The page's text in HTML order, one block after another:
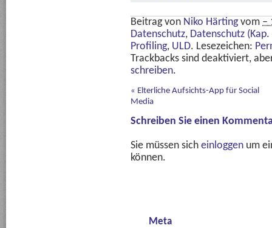
Beitrag von Niko Härtingvom –
Datenschutz, Datenschutz (Kap.
Profiling, ULD. Lesezeichen:
Trackbacks sind deaktiviert,
schreiben.
« Elterliche Aufsichts-App für Social
Media
Schreiben Sie einen
Sie müssen sich einloggen um
können.
Meta